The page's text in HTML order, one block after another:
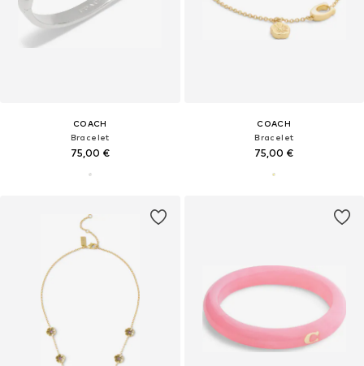
COACH
Bracelet
75,00 €
COACH
Bracelet
75,00 €